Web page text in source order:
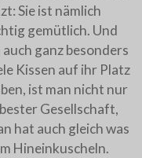
Sie ist nämlich
gemütlich. Und
auch ganz besonders
Kissen auf ihr Platz
ist man nicht nur
Gesellschaft,
hat auch gleich was
Hineinkuscheln.